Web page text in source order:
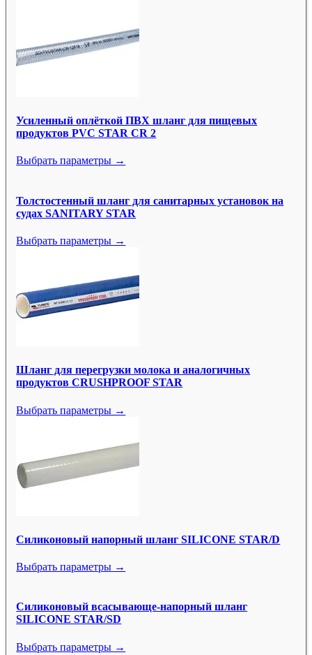
Усиленный оплёткой ПВХ шланг для пищевых
продуктов PVC STAR CR 2
Выбрать параметры →
Толстостенный шланг для санитарных установок на
судах SANITARY STAR
Выбрать параметры →
Шланг для перегрузки молока и аналогичных
продуктов CRUSHPROOF STAR
Выбрать параметры →
Силиконовый напорный шланг SILICONE STAR/D
Выбрать параметры →
Силиконовый всасывающе-напорный шланг
SILICONE STAR/SD
Выбрать параметры →